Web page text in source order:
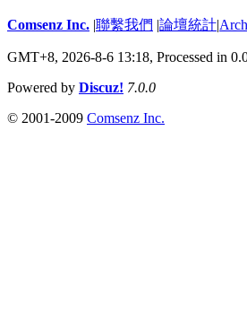
Comsenz Inc. |聯繫我們 |論壇統計|
GMT+8, 2026-8-6 13:18, Processed in
Powered by Discuz! 7.0.0
© 2001-2009 Comsenz Inc.